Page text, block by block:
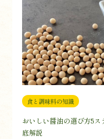
食と調味料の知識
おいしい醤油の選び方5
底解説